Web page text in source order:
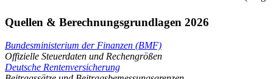
Quellen & Berechnungsgrundlagen 2026
Bundesministerium der Finanzen (BMF)
Offizielle Steuerdaten und Rechengrößen
Deutsche Rentenversicherung